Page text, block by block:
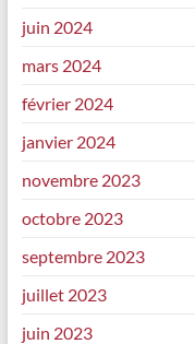
juin 2024
mars 2024
février 2024
janvier 2024
novembre 2023
octobre 2023
septembre 2023
juillet 2023
juin 2023